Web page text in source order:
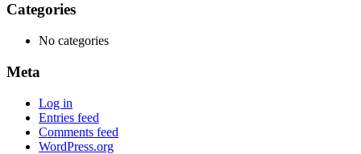
Categories
No categories
Meta
Log in
Entries feed
Comments feed
WordPress.org